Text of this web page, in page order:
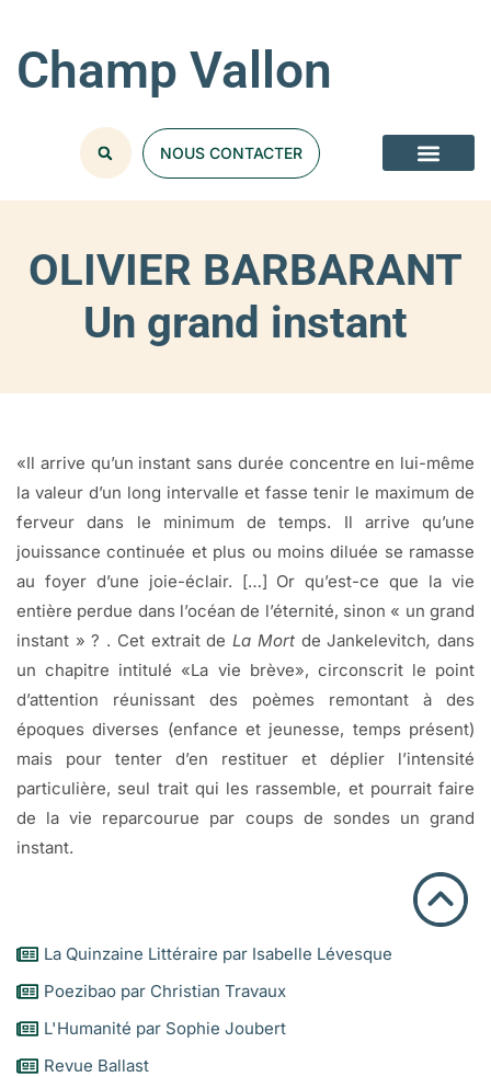
Champ Vallon
NOUS CONTACTER
OLIVIER BARBARANT
Un grand instant
«Il arrive qu’un instant sans durée concentre en lui-même
la valeur d’un long intervalle et fasse tenir le maximum de
ferveur dans le minimum de temps. Il arrive qu’une
jouissance continuée et plus ou moins diluée se ramasse
au foyer d’une joie-éclair. […] Or qu’est-ce que la vie
entière perdue dans l’océan de l’éternité, sinon « un grand
instant » ? . Cet extrait deLa Mort de Jankelevitch, dans
un chapitre intitulé «La vie brève», circonscrit le point
d’attention réunissant des poèmes remontant à des
époques diverses (enfance et jeunesse, temps présent)
mais pour tenter d’en restituer et déplier l’intensité
particulière, seul trait qui les rassemble, et pourrait faire
de la vie reparcourue par coups de sondes un grand
instant.
La Quinzaine Littéraire par Isabelle Lévesque
Poezibao par Christian Travaux
L'Humanité par Sophie Joubert
Revue Ballast